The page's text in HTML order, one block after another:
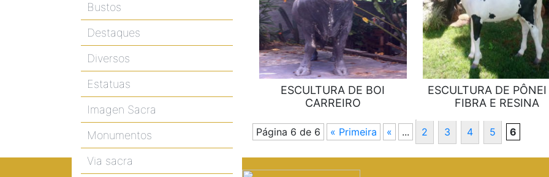
Bustos
Destaques
Diversos
Estatuas
Imagen Sacra
Monumentos
Via sacra
ESCULTURA DE BOI
CARREIRO
ESCULTURA DE
FIBRA E RESINA
Página 6 de 6 « Primeira « ... 2 3 4 5 6